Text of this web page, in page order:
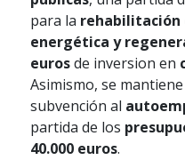
para la rehabilitación
energética y
eurosde inversion en
Asimismo, se mantiene
subvención al
partida de los
40.000 euros.